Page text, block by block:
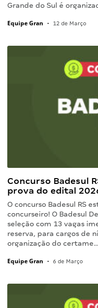
Grande do Sul é
Equipe Gran • 12 de Março
Concurso Badesul
prova do edital
O concurso Badesul RS
concurseiro! O Badesul
seleção com 13 vagas
reserva, para cargos de
organização do certame…
Equipe Gran • 6 de Março